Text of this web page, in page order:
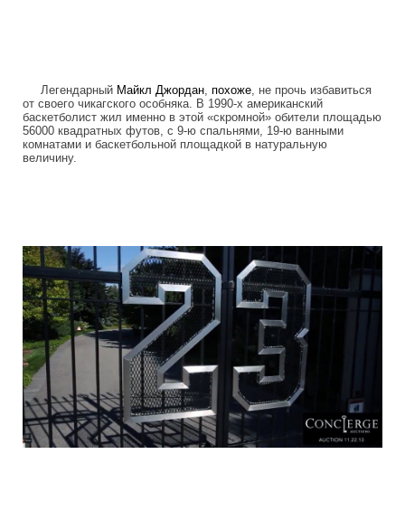
Легендарный Майкл Джордан похоже , не прочь избавиться
от своего чикагского особняка. В 1990-х американский
баскетболист жил именно в этой «скромной» обители площадью
56000 квадратных футов, с 9-ю спальнями, 19-ю ванными
комнатами и баскетбольной площадкой в натуральную
величину.